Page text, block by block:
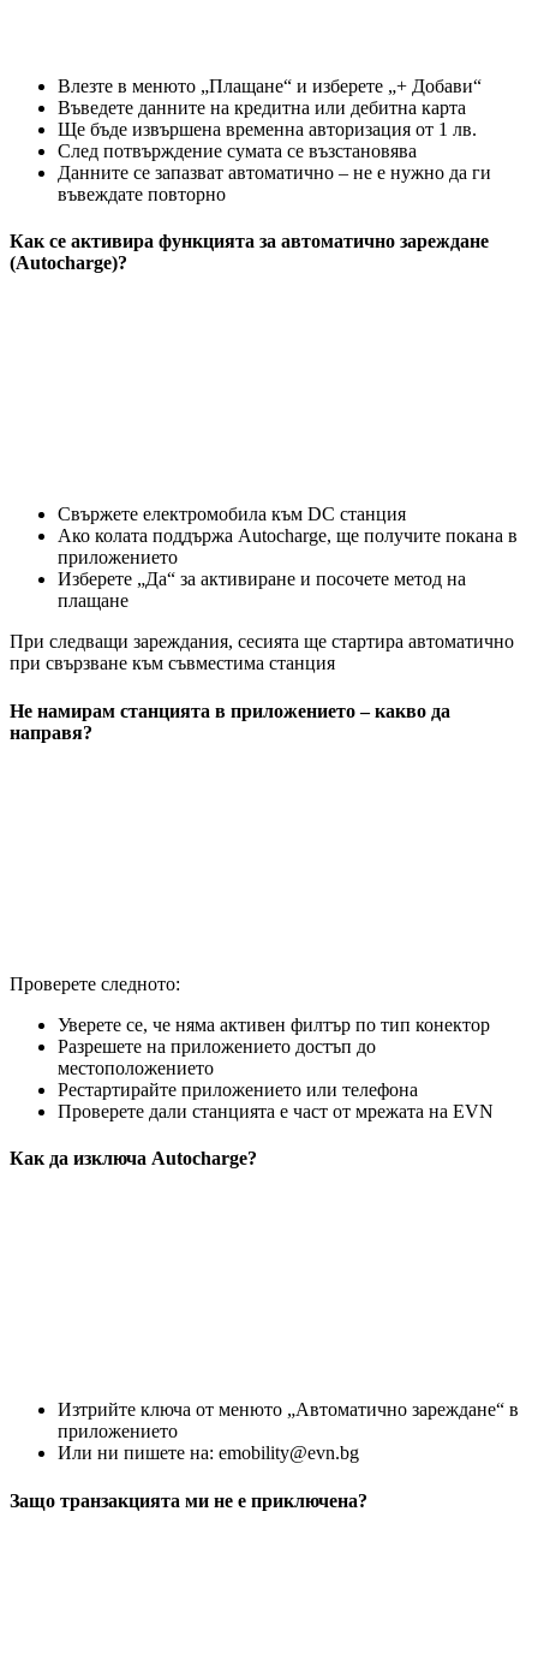
Влезте в менюто „Плащане“ и изберете „+ Добави“
Въведете данните на кредитна или дебитна карта
Ще бъде извършена временна авторизация от 1 лв.
След потвърждение сумата се възстановява
Данните се запазват автоматично – не е нужно да ги
въвеждате повторно
Как се активира функцията за автоматично зареждане
(Autocharge)?
Свържете електромобила към DC станция
Ако колата поддържа Autocharge, ще получите покана в
приложението
Изберете „Да“ за активиране и посочете метод на
плащане
При следващи зареждания, сесията ще стартира автоматично
при свързване към съвместима станция
Не намирам станцията в приложението – какво да
направя?
Проверете следното:
Уверете се, че няма активен филтър по тип конектор
Разрешете на приложението достъп до
местоположението
Рестартирайте приложението или телефона
Проверете дали станцията е част от мрежата на EVN
Как да изключа Autocharge?
Изтрийте ключа от менюто „Автоматично зареждане“ в
приложението
Или ни пишете на: emobility@evn.bg
Защо транзакцията ми не е приключена?